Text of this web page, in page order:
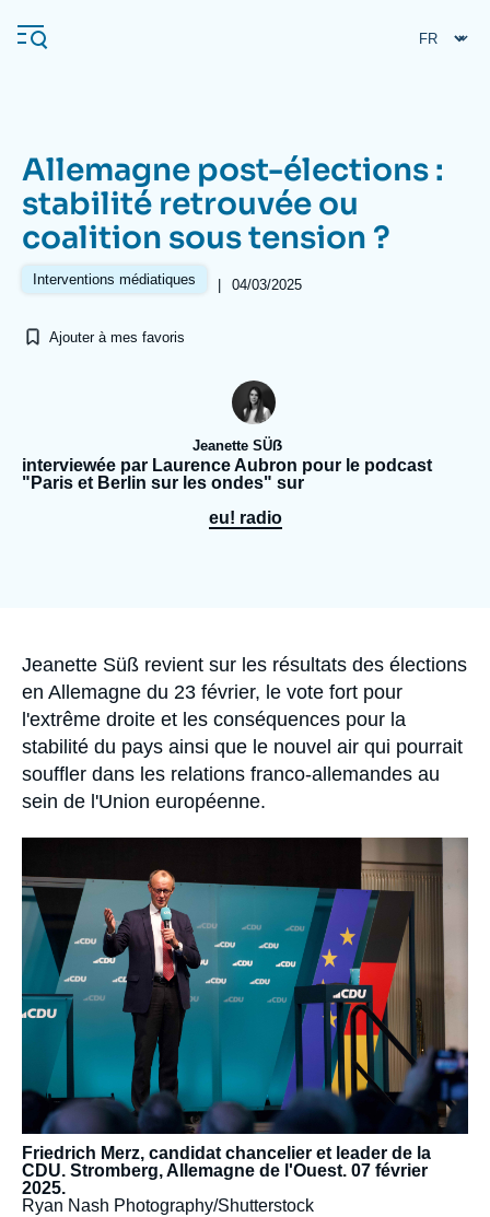
au
contenu
Navigation
principale
L'Ifri
Se connecter
À propos de l'Ifri
Proche-Orient
Allemagne post-élections :
stabilité retrouvée ou
coalition sous tension ?
Interventions médiatiques | 04/03/2025
Ajouter à mes favoris
Jeanette SÜẞ
interviewée par Laurence Aubron pour le podcast
"Paris et Berlin sur les ondes" sur
eu! radio
Accroche
Jeanette Süß revient sur les résultats des élections
en Allemagne du 23 février, le vote fort pour
l'extrême droite et les conséquences pour la
stabilité du pays ainsi que le nouvel air qui pourrait
souffler dans les relations franco-allemandes au
sein de l'Union européenne.
médiatique
Friedrich Merz, candidat chancelier et leader de la
CDU. Stromberg, Allemagne de l'Ouest. 07 février
2025.
Ryan Nash Photography/Shutterstock